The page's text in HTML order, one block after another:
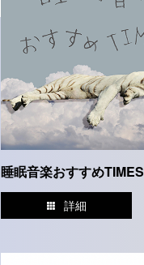
睡眠音楽おすすめTIMES
詳細